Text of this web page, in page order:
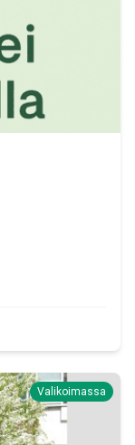
Valikoimassa